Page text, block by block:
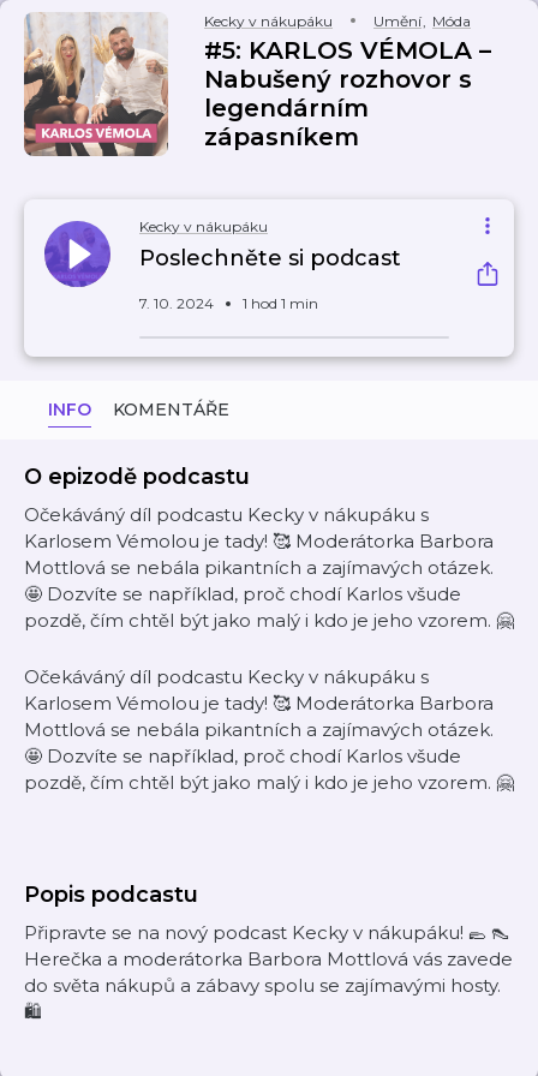
Kecky v nákupáku Umění, Móda
#5: KARLOS VÉMOLA –
Nabušený rozhovor s
legendárním
zápasníkem
Kecky v nákupáku
Poslechněte si podcast
7. 10. 2024 1 hod 1 min
INFO KOMENTÁŘE
O epizodě podcastu
Očekáváný díl podcastu Kecky v nákupáku s
Karlosem Vémolou je tady! 🥰 Moderátorka Barbora
Mottlová se nebála pikantních a zajímavých otázek.
🤩 Dozvíte se například, proč chodí Karlos všude
pozdě, čím chtěl být jako malý i kdo je jeho vzorem. 🤗
Očekáváný díl podcastu Kecky v nákupáku s
Karlosem Vémolou je tady! 🥰 Moderátorka Barbora
Mottlová se nebála pikantních a zajímavých otázek.
🤩 Dozvíte se například, proč chodí Karlos všude
pozdě, čím chtěl být jako malý i kdo je jeho vzorem. 🤗
Popis podcastu
Připravte se na nový podcast Kecky v nákupáku! 🥿 👠
Herečka a moderátorka Barbora Mottlová vás zavede
do světa nákupů a zábavy spolu se zajímavými hosty.
🛍️